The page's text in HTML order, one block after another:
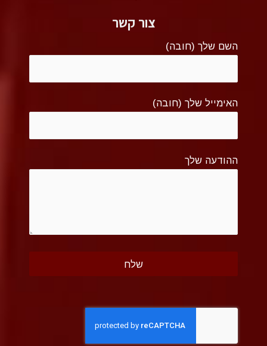
צור קשר
השם שלך (חובה)
האימייל שלך (חובה)
ההודעה שלך